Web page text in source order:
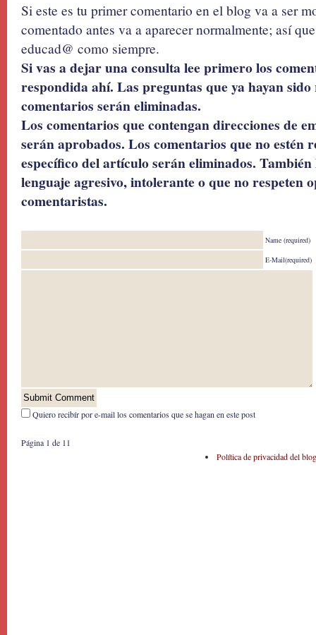
Si este es tu primer comentario en el blog va a ser
comentado antes va a aparecer normalmente; así
educad@ como siempre.
Si vas a dejar una consulta lee primero los
respondida ahí. Las preguntas que ya hayan
comentarios serán eliminadas.
Los comentarios que contengan direcciones de
serán aprobados. Los comentarios que no estén
específico del artículo serán eliminados.
lenguaje agresivo, intolerante o que no respeten
comentaristas.
Name (required)
E-Mail(required)
Quiero recibír por e-mail los comentarios que se hagan en este post
Página 1 de 1 1
Política de privacidad del